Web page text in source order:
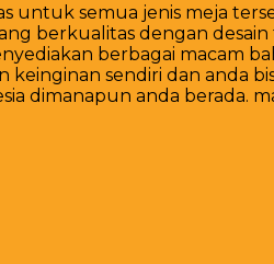
semua jenis meja
berkualitas dengan
berbagai macam
sendiri dan anda
dimanapun anda berada.